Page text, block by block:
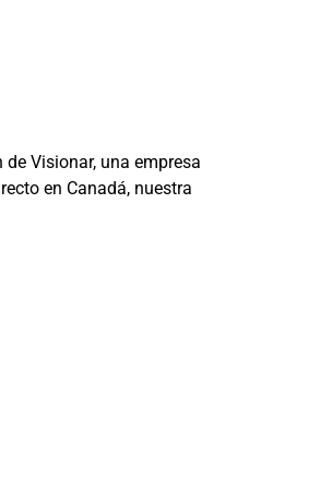
Visionar, una empresa
en Canadá, nuestra